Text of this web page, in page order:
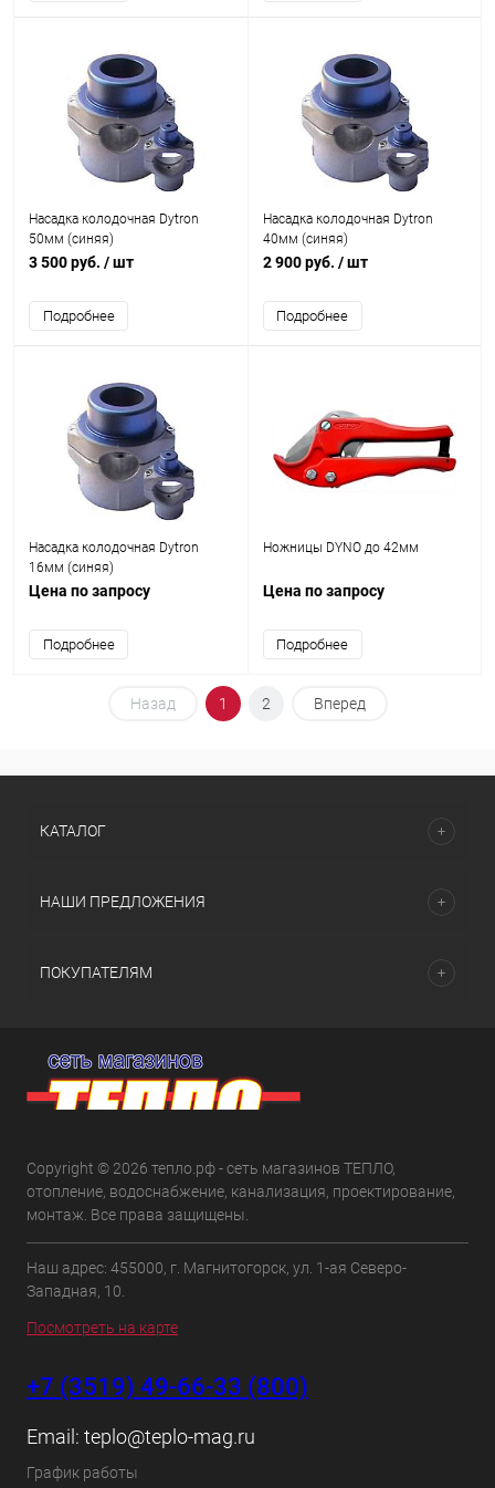
Насадка колодочная Dytron
50мм (синяя)
3 500 руб. / шт
Подробнее
Насадка колодочная Dytron
40мм (синяя)
2 900 руб. / шт
Подробнее
Насадка колодочная Dytron
16мм (синяя)
Цена по запросу
Подробнее
Ножницы DYNO до 42мм
Цена по запросу
Подробнее
Назад 1 2 Вперед
КАТАЛОГ
НАШИ ПРЕДЛОЖЕНИЯ
ПОКУПАТЕЛЯМ
Copyright © 2026 тепло.рф - сеть магазинов ТЕПЛО,
отопление, водоснабжение, канализация, проектирование,
монтаж. Все права защищены.
Наш адрес: 455000, г. Магнитогорск, ул. 1-ая Северо-
Западная, 10.
Посмотреть на карте
+7 (3519) 49-66-33 (800)
Email: teplo@teplo-mag.ru
График работы